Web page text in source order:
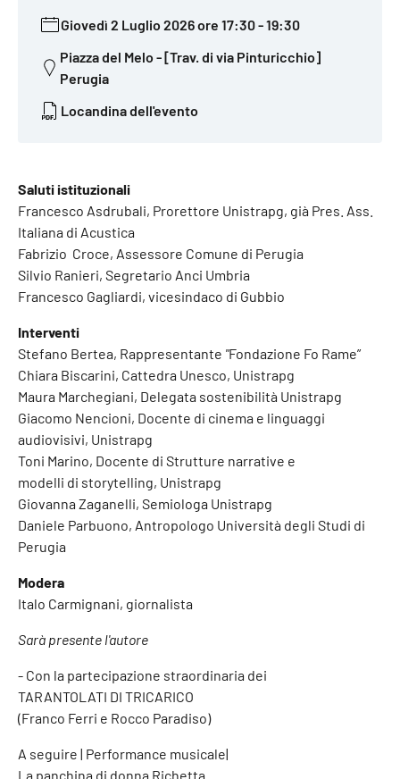
Giovedì 2 Luglio 2026 ore 17:30-19:30
Piazza del Melo - [Trav. di via Pinturicchio]
Perugia
Locandina dell'evento
Saluti istituzionali
Francesco Asdrubali, Prorettore Unistrapg, già Pres. Ass.
Italiana di Acustica
Fabrizio Croce, Assessore Comune di Perugia
Silvio Ranieri, Segretario Anci Umbria
Francesco Gagliardi, vicesindaco di Gubbio
Interventi
Stefano Bertea, Rappresentante "Fondazione Fo Rame”
Chiara Biscarini, Cattedra Unesco, Unistrapg
Maura Marchegiani, Delegata sostenibilità Unistrapg
Giacomo Nencioni, Docente di cinema e linguaggi
audiovisivi, Unistrapg
Toni Marino, Docente di Strutture narrative e
modelli di storytelling, Unistrapg
Giovanna Zaganelli, Semiologa Unistrapg
Daniele Parbuono, Antropologo Università degli Studi di
Perugia
Modera
Italo Carmignani, giornalista
Sarà presente l'autore
- Con la partecipazione straordinaria dei
TARANTOLATI DI TRICARICO
(Franco Ferri e Rocco Paradiso)
A seguire | Performance musicale|
La panchina di donna Richetta